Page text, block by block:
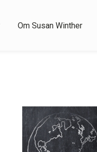
Om Susan Winther